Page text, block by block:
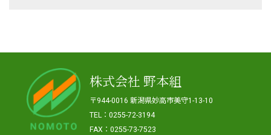
株式会社 野本組
〒944-0016 新潟県妙高市美守1-13-10
TEL：0255-72-3194
FAX：0255-73-7523